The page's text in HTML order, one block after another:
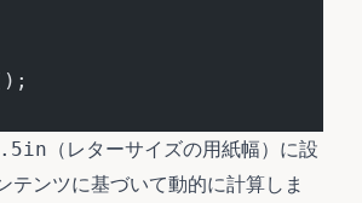
（レターサイズの用紙幅）に設
テンツに基づいて動的に計算しま